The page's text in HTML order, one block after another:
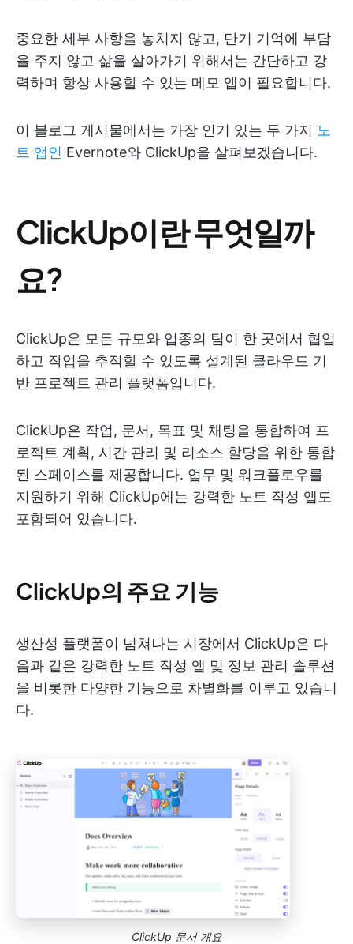
중요한 세부 사항을 놓치지 않고, 단기 기억에 부담
을 주지 않고 삶을 살아가기 위해서는 간단하고 강
력하며 항상 사용할 수 있는 메모 앱이 필요합니다.
이 블로그 게시물에서는 가장 인기 있는 두 가지 노
트 앱인 Evernote와 ClickUp을 살펴보겠습니다.
ClickUp이란 무엇일까
요?
ClickUp은 모든 규모와 업종의 팀이 한 곳에서 협업
하고 작업을 추적할 수 있도록 설계된 클라우드 기
반 프로젝트 관리 플랫폼입니다.
ClickUp은 작업, 문서, 목표 및 채팅을 통합하여 프
로젝트 계획, 시간 관리 및 리소스 할당을 위한 통합
된 스페이스를 제공합니다. 업무 및 워크플로우를
지원하기 위해 ClickUp에는 강력한 노트 작성 앱도
포함되어 있습니다.
ClickUp의 주요 기능
생산성 플랫폼이 넘쳐나는 시장에서 ClickUp은 다
음과 같은 강력한 노트 작성 앱 및 정보 관리 솔루션
을 비롯한 다양한 기능으로 차별화를 이루고 있습니
다.
ClickUp 문서 개요